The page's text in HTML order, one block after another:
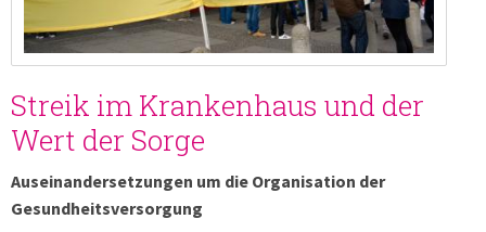
Streik im Krankenhaus und der
Wert der Sorge
Auseinandersetzungen um die Organisation der
Gesundheitsversorgung